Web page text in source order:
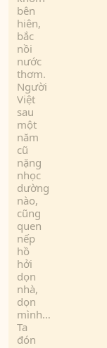
bên
hiên,
bắc
nồi
nước
thơm.
Người
Việt
sau
một
năm
cũ
nặng
nhọc
dường
nào,
cũng
quen
nếp
hồ
hởi
dọn
nhà,
dọn
mình…
Ta
đón